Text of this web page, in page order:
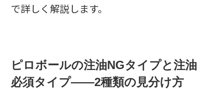
で詳しく解説します。
ピロボールの注油NGタイプと注油
必須タイプ——2種類の見分け方